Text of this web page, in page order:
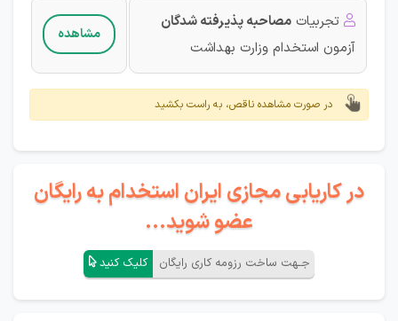
 تجربیات مصاحبه پذیرفته شدگان
آزمون‌ استخدام وزارت بهداشت
مشاهده
در صورت مشاهده ناقص، به راست بکشید
در کاریابی مجازی ایران استخدام به رایگان
عضو شوید...
جـهت ساخت رزومه کاری رایگان کلیک کنید